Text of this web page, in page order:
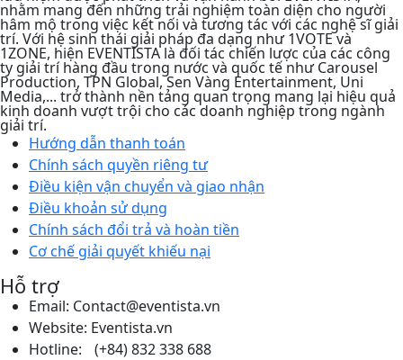
nhằm mang đến những trải nghiệm toàn diện cho người
hâm mộ trong việc kết nối và tương tác với các nghệ sĩ giải
trí. Với hệ sinh thái giải pháp đa dạng như 1VOTE và
1ZONE, hiện EVENTISTA là đối tác chiến lược của các công
ty giải trí hàng đầu trong nước và quốc tế như Carousel
Production, TPN Global, Sen Vàng Entertainment, Uni
Media,... trở thành nền tảng quan trọng mang lại hiệu quả
kinh doanh vượt trội cho các doanh nghiệp trong ngành
giải trí.
Hướng dẫn thanh toán
Chính sách quyền riêng tư​
Điều kiện vận chuyển và giao nhận
Điều khoản sử dụng
Chính sách đổi trả và hoàn tiền
Cơ chế giải quyết khiếu nại
Hỗ trợ
Email: Contact@eventista.vn
Website: Eventista.vn
Hotline: (+84) 832 338 688